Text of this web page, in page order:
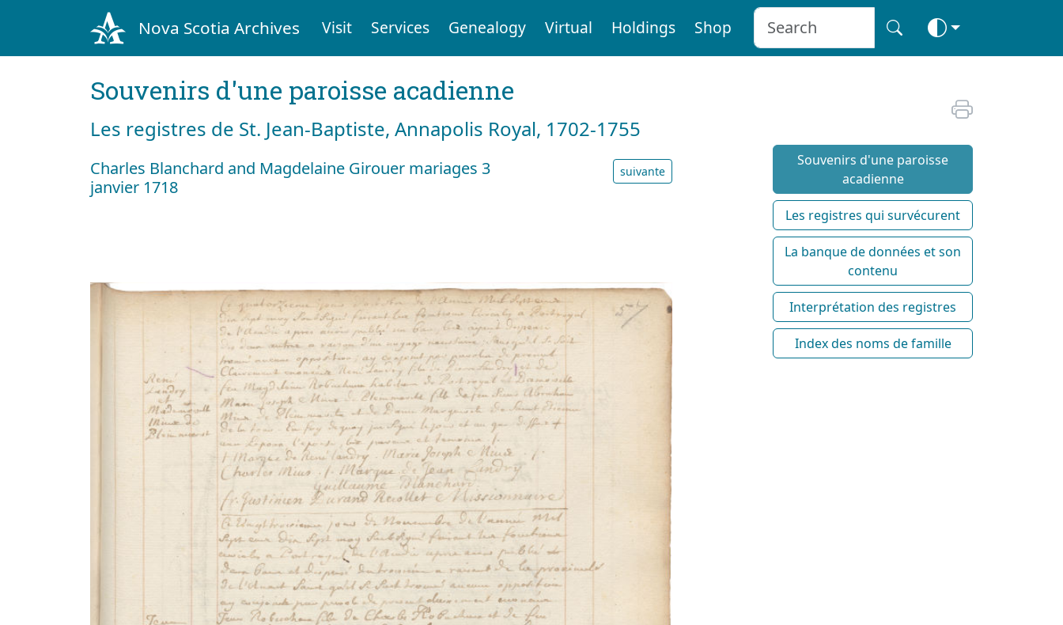
Nova Scotia Archives Visit Services Genealogy Virtual Holdings Shop
Souvenirs d'une paroisse acadienne
Les registres de St. Jean-Baptiste, Annapolis Royal, 1702-1755
Charles Blanchard and Magdelaine Girouer mariages 3
janvier 1718
suivante
Souvenirs d'une paroisse
acadienne
Les registres qui survécurent
La banque de données et son
contenu
Interprétation des registres
Index des noms de famille